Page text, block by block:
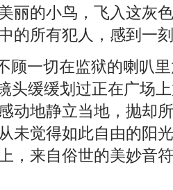
丽的小鸟，飞入这灰
的所有犯人，感到一
一切在监狱的喇叭里
头缓缓划过正在广场
动地静立当地，抛却
未觉得如此自由的阳
，来自俗世的美妙音